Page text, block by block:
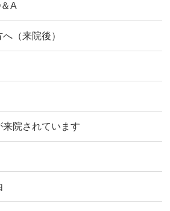
A
（来院後）
院されています